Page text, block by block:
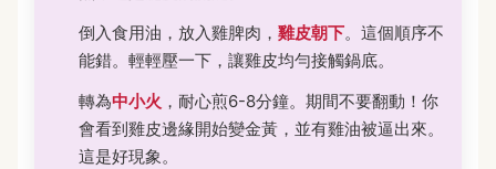
倒入食用油，放入雞脾肉， 雞皮朝下。這個順序不
能錯。輕輕壓一下，讓雞皮均勻接觸鍋底。
轉為中小火 ，耐心煎6-8分鐘。期間不要翻動！你
會看到雞皮邊緣開始變金黃，並有雞油被逼出來。
這是好現象。